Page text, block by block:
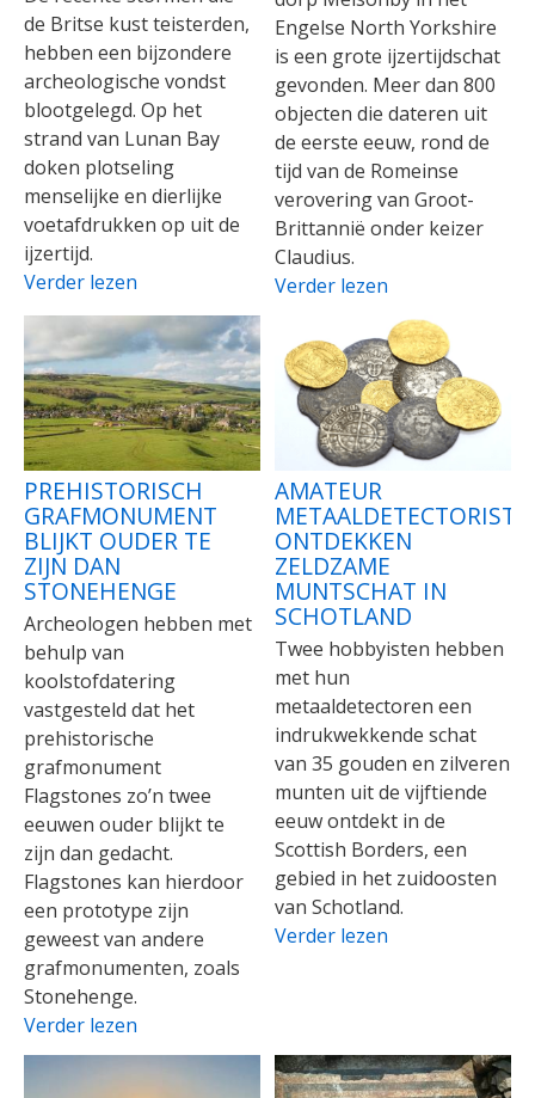
de Britse kust teisterden,
hebben een bijzondere
archeologische vondst
blootgelegd. Op het
strand van Lunan Bay
doken plotseling
menselijke en dierlijke
voetafdrukken op uit de
ijzertijd.
Verder lezen
Engelse North Yorkshire
is een grote ijzertijdschat
gevonden. Meer dan 800
objecten die dateren uit
de eerste eeuw, rond de
tijd van de Romeinse
verovering van Groot-
Brittannië onder keizer
Claudius.
Verder lezen
PREHISTORISCH
GRAFMONUMENT
BLIJKT OUDER TE
ZIJN DAN
STONEHENGE
Archeologen hebben met
behulp van
koolstofdatering
vastgesteld dat het
prehistorische
grafmonument
Flagstones zo’n twee
eeuwen ouder blijkt te
zijn dan gedacht.
Flagstones kan hierdoor
een prototype zijn
geweest van andere
grafmonumenten, zoals
Stonehenge.
Verder lezen
AMATEUR
ONTDEKKEN
ZELDZAME
MUNTSCHAT IN
SCHOTLAND
Twee hobbyisten hebben
met hun
metaaldetectoren een
indrukwekkende schat
van 35 gouden en zilveren
munten uit de vijftiende
eeuw ontdekt in de
Scottish Borders, een
gebied in het zuidoosten
van Schotland.
Verder lezen